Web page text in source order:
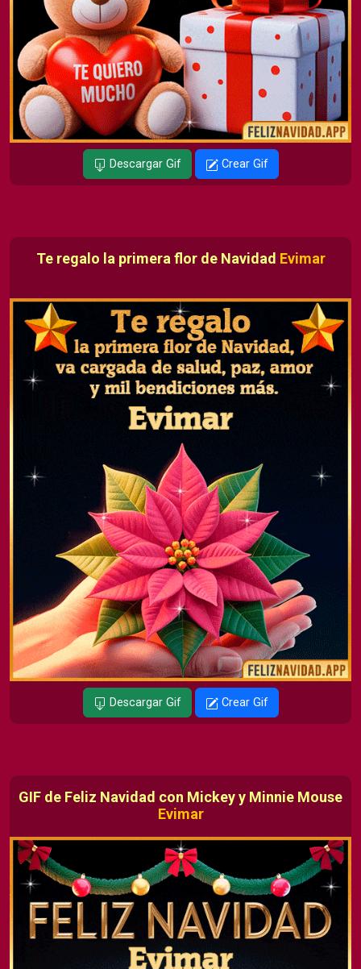
Descargar Gif Crear Gif
Te regalo la primera flor de Navidad Evimar
Descargar Gif Crear Gif
GIF de Feliz Navidad con Mickey y Minnie Mouse
Evimar